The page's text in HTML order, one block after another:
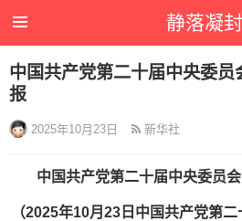
静落凝封
中国共产党第二十届中央委员
报
2025年10月23日 新华社
中国共产党第二十届中央委员
（2025年10月23日中国共产党第